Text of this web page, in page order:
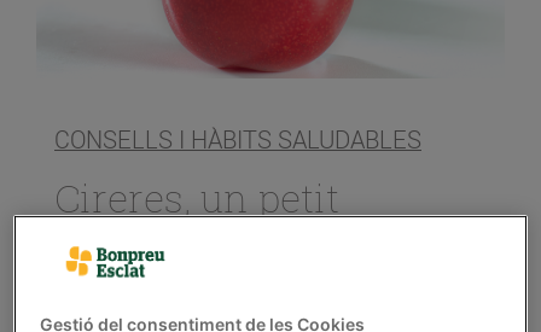
CONSELLS I HÀBITS SALUDABLES
Cireres, un petit
caramel
14/de juny/2019
Gestió del consentiment de les Cookies